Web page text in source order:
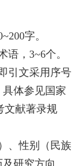
字。
，3~6个。
引文采用序号
体参见国家
文献著录规
、性别（民族